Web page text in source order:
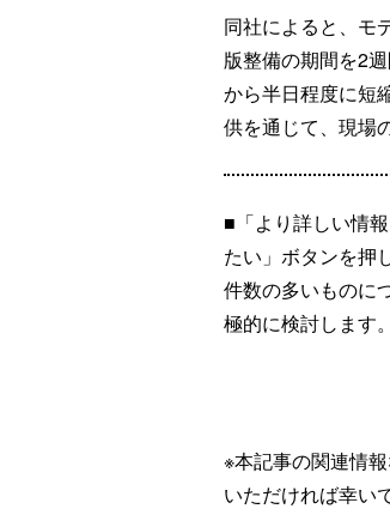
同社によると、モ
版整備の期間を2
から半日程度に短
供を通じて、現場
■「より詳しい情
たい」ボタンを押
件数の多いものに
極的に検討します。
※本記事の関連情
いただければ幸い